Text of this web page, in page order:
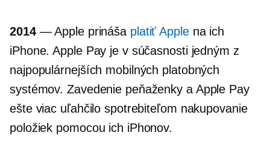
2014— Apple prináša platiť Applena ich
iPhone. Apple Pay je v súčasnosti jedným z
najpopulárnejších mobilných platobných
systémov. Zavedenie peňaženky a Apple Pay
ešte viac uľahčilo spotrebiteľom nakupovanie
položiek pomocou ich iPhonov.